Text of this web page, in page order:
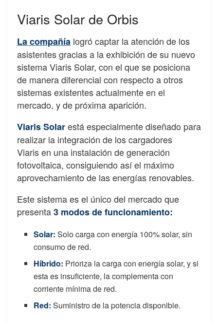
Viaris Solar de Orbis
La compañía logró captar la atención de los
asistentes gracias a la exhibición de su nuevo
sistema Viaris Solar, con el que se posiciona
de manera diferencial con respecto a otros
sistemas existentes actualmente en el
mercado, y de próxima aparición.
Viaris Solarestá especialmente diseñado para
realizar la integración de los cargadores
Viaris en una instalación de generación
fotovoltaica, consiguiendo así el máximo
aprovechamiento de las energías renovables.
Este sistema es el único del mercado que
presenta3 modos de funcionamiento:
Solar:Solo carga con energía 100% solar, sin
consumo de red.
Híbrido: Prioriza la carga con energía solar, y si
esta es insuficiente, la complementa con
corriente mínima de red.
Red: Suministro de la potencia disponible.